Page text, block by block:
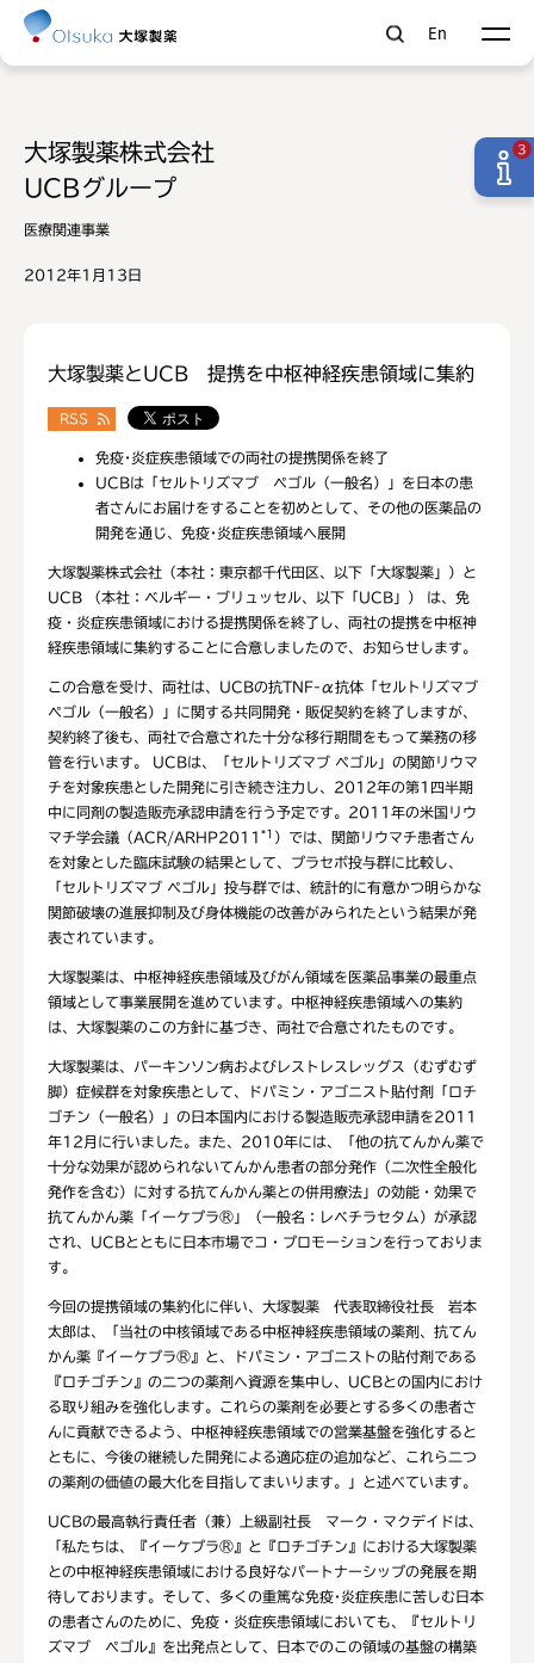
En
大塚製薬株式会社
UCBグループ
医療関連事業
2012年1月13日
大塚製薬とUCB 提携を中枢神経疾患領域に集約
RSS
免疫･炎症疾患領域での両社の提携関係を終了
UCBは「セルトリズマブ ペゴル（一般名）」を日本の患
者さんにお届けをすることを初めとして、その他の医薬品の
開発を通じ、免疫･炎症疾患領域へ展開
大塚製薬株式会社（本社：東京都千代田区、以下「大塚製薬」）と
UCB （本社：ベルギー・ブリュッセル、以下「UCB」） は、免
疫・炎症疾患領域における提携関係を終了し、両社の提携を中枢神
経疾患領域に集約することに合意しましたので、お知らせします。
この合意を受け、両社は、UCBの抗TNF-α抗体「セルトリズマブ
ペゴル（一般名）」に関する共同開発・販促契約を終了しますが、
契約終了後も、両社で合意された十分な移行期間をもって業務の移
管を行います。 UCBは、「セルトリズマブ ペゴル」の関節リウマ
チを対象疾患とした開発に引き続き注力し、2012年の第1四半期
中に同剤の製造販売承認申請を行う予定です。2011年の米国リウ
マチ学会議（ACR/ARHP2011 *1 ）では、関節リウマチ患者さん
を対象とした臨床試験の結果として、プラセボ投与群に比較し、
「セルトリズマブ ペゴル」投与群では、統計的に有意かつ明らかな
関節破壊の進展抑制及び身体機能の改善がみられたという結果が発
表されています。
大塚製薬は、中枢神経疾患領域及びがん領域を医薬品事業の最重点
領域として事業展開を進めています。中枢神経疾患領域への集約
は、大塚製薬のこの方針に基づき、両社で合意されたものです。
大塚製薬は、パーキンソン病およびレストレスレッグス（むずむず
脚）症候群を対象疾患として、ドパミン・アゴニスト貼付剤「ロチ
ゴチン（一般名）」の日本国内における製造販売承認申請を2011
年12月に行いました。また、2010年には、「他の抗てんかん薬で
十分な効果が認められないてんかん患者の部分発作（二次性全般化
発作を含む）に対する抗てんかん薬との併用療法」の効能・効果で
抗てんかん薬「イーケプラ®」（一般名：レベチラセタム）が承認
され、UCBとともに日本市場でコ・プロモーションを行っておりま
す。
今回の提携領域の集約化に伴い、大塚製薬 代表取締役社長 岩本
太郎は、「当社の中核領域である中枢神経疾患領域の薬剤、抗てん
かん薬『イーケプラ®』と、ドパミン・アゴニストの貼付剤である
『ロチゴチン』の二つの薬剤へ資源を集中し、UCBとの国内におけ
る取り組みを強化します。これらの薬剤を必要とする多くの患者さ
んに貢献できるよう、中枢神経疾患領域での営業基盤を強化すると
ともに、今後の継続した開発による適応症の追加など、これら二つ
の薬剤の価値の最大化を目指してまいります。」と述べています。
UCBの最高執行責任者（兼）上級副社長 マーク・マクデイドは、
「私たちは、『イーケプラ®』と『ロチゴチン』における大塚製薬
との中枢神経疾患領域における良好なパートナーシップの発展を期
待しております。そして、多くの重篤な免疫･炎症疾患に苦しむ日本
の患者さんのために、免疫・炎症疾患領域においても、『セルトリ
ズマブ ペゴル』を出発点として、日本でのこの領域の基盤の構築
3